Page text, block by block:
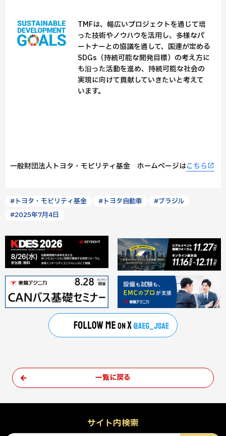
TMFは、幅広いプロジェクトを通じて培
った技術やノウハウを活用し、多様なパ
ートナーとの協議を通して、国連が定める
SDGs（持続可能な開発目標）の考え方に
も沿った活動を進め、持続可能な社会の
実現に向けて貢献していきたいと考えて
います。
一般財団法人トヨタ・モビリティ基金 ホームページはこちら
#トヨタ・モビリティ基金 #トヨタ自動車
#ブラジル
#2025年7月4日
一覧に戻る
サイト内検索